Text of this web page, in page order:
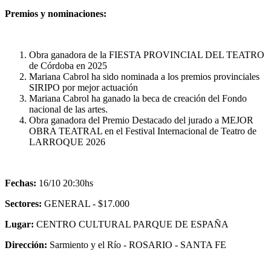
Premios y nominaciones:
Obra ganadora de la FIESTA PROVINCIAL DEL TEATRO
de Córdoba en 2025
Mariana Cabrol ha sido nominada a los premios provinciales
SIRIPO por mejor actuación
Mariana Cabrol ha ganado la beca de creación del Fondo
nacional de las artes.
Obra ganadora del Premio Destacado del jurado a MEJOR
OBRA TEATRAL en el Festival Internacional de Teatro de
LARROQUE 2026
Fechas: 16/10 20:30hs
Sectores: GENERAL - $17.000
Lugar: CENTRO CULTURAL PARQUE DE ESPAÑA
Dirección: Sarmiento y el Rí­o - ROSARIO - SANTA FE